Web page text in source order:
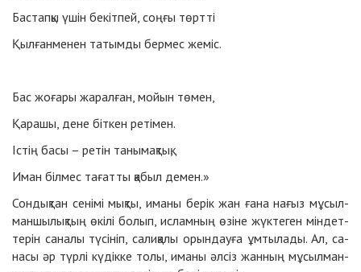
Бастапқы үшін бекітпей, соңғы төртті
Қылғанменен татымды бермес жеміс.
Бас жоғары жаралған, мойын төмен,
Қарашы, дене біткен ретімен.
Істің басы – ретін танымақтық,
Иман білмес тағатты қабыл демен.»
Сондықтан се­ні­мі мық­ты, има­ны бе­рік жан ға­на на­ғыз мұсыл­
ман­шы­лық­тың өкі­лі бо­лып, ис­лам­ның өзі­не жүкте­ген мін­дет­
те­рін са­на­лы тү­сі­ніп, са­ли­қа­лы орындау­ға ұмтылады. Ал, са­
на­сы әр түр­лі кү­дік­ке то­лы, има­ны әл­сіз жан­ның мұ­сыл­ман­